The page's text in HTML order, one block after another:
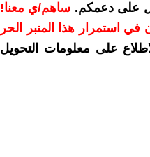
على دعمكم. ساهم/ي معنا!
في استمرار هذا المنبر الحر
على معلومات التحويل